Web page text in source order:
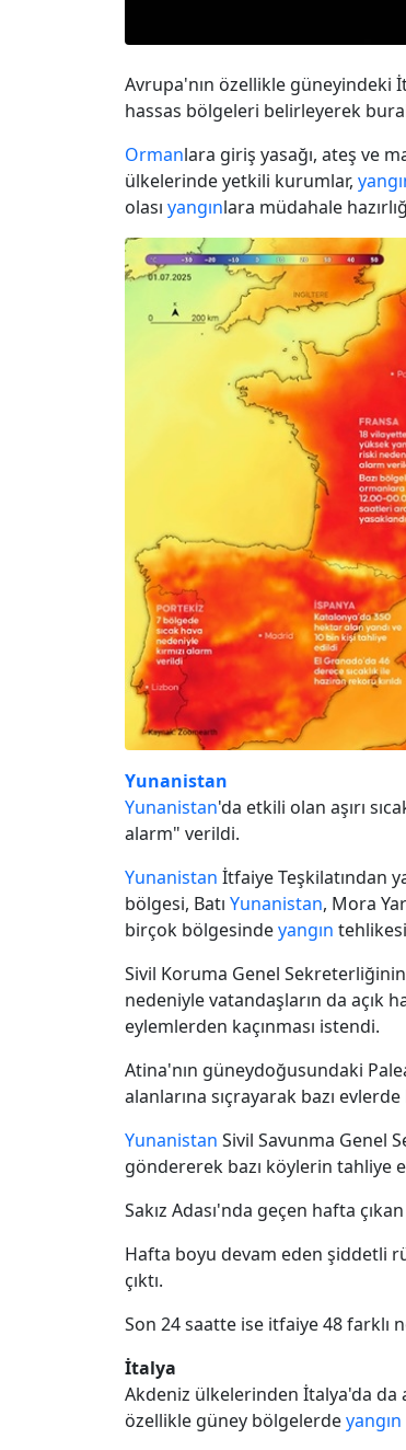
Avrupa'nın özellikle güneyindeki
hassas bölgeleri belirleyerek
Ormanlara giriş yasağı, ateş ve
ülkelerinde yetkili kurumlar,
olası yangınlara müdahale
Yunanistan
Yunanistan'da etkili olan aşırı
alarm" verildi.
Yunanistan İtfaiye Teşkilatından
bölgesi, Batı Yunanistan, Mora
birçok bölgesindeyangın
Sivil Koruma Genel
nedeniyle vatandaşların da açık
eylemlerden kaçınması istendi.
Atina'nın güneydoğusundaki
alanlarına sıçrayarak bazı
Yunanistan Sivil Savunma Genel
göndererek bazı köylerin tahliye
Sakız Adası'nda geçen hafta çıkan
Hafta boyu devam eden şiddetli
çıktı.
Son 24 saatte ise itfaiye 48 farklı
İtalya
Akdeniz ülkelerinden İtalya'da da
özellikle güney bölgelerdeyangın